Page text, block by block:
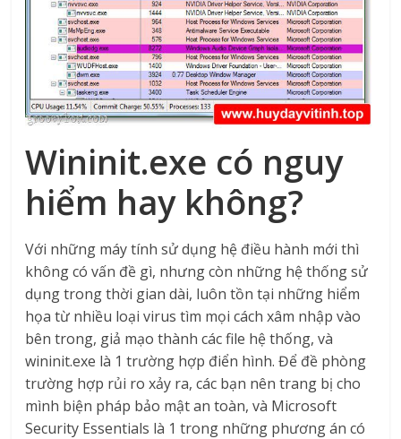
Wininit.exe có nguy
hiểm hay không?
Với những máy tính sử dụng hệ điều hành mới thì
không có vấn đề gì, nhưng còn những hệ thống sử
dụng trong thời gian dài, luôn tồn tại những hiểm
họa từ nhiều loại virus tìm mọi cách xâm nhập vào
bên trong, giả mạo thành các file hệ thống, và
wininit.exe là 1 trường hợp điển hình. Để đề phòng
trường hợp rủi ro xảy ra, các bạn nên trang bị cho
mình biện pháp bảo mật an toàn, và Microsoft
Security Essentials là 1 trong những phương án có